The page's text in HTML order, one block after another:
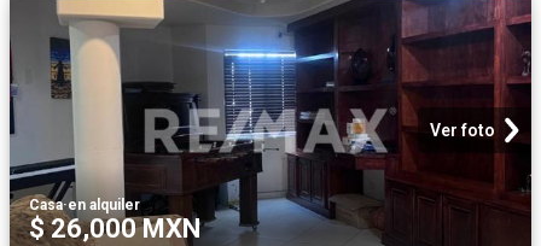
Ver foto
Casa·en alquiler
$ 26,000 MXN